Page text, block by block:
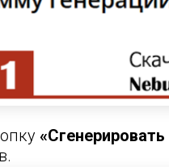
«Сгенерировать